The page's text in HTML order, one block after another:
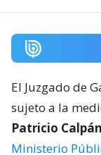
El Juzgado de
sujeto a la
Patricio
Ministerio